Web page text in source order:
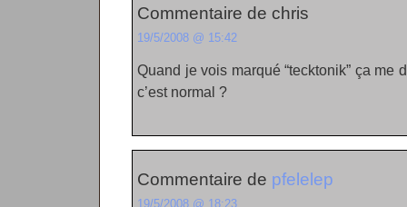
Commentaire de chris
19/5/2008 @ 15:42
Quand je vois marqué “tecktonik” ça me
c’est normal ?
Commentaire de pfelelep
19/5/2008 @ 18:23